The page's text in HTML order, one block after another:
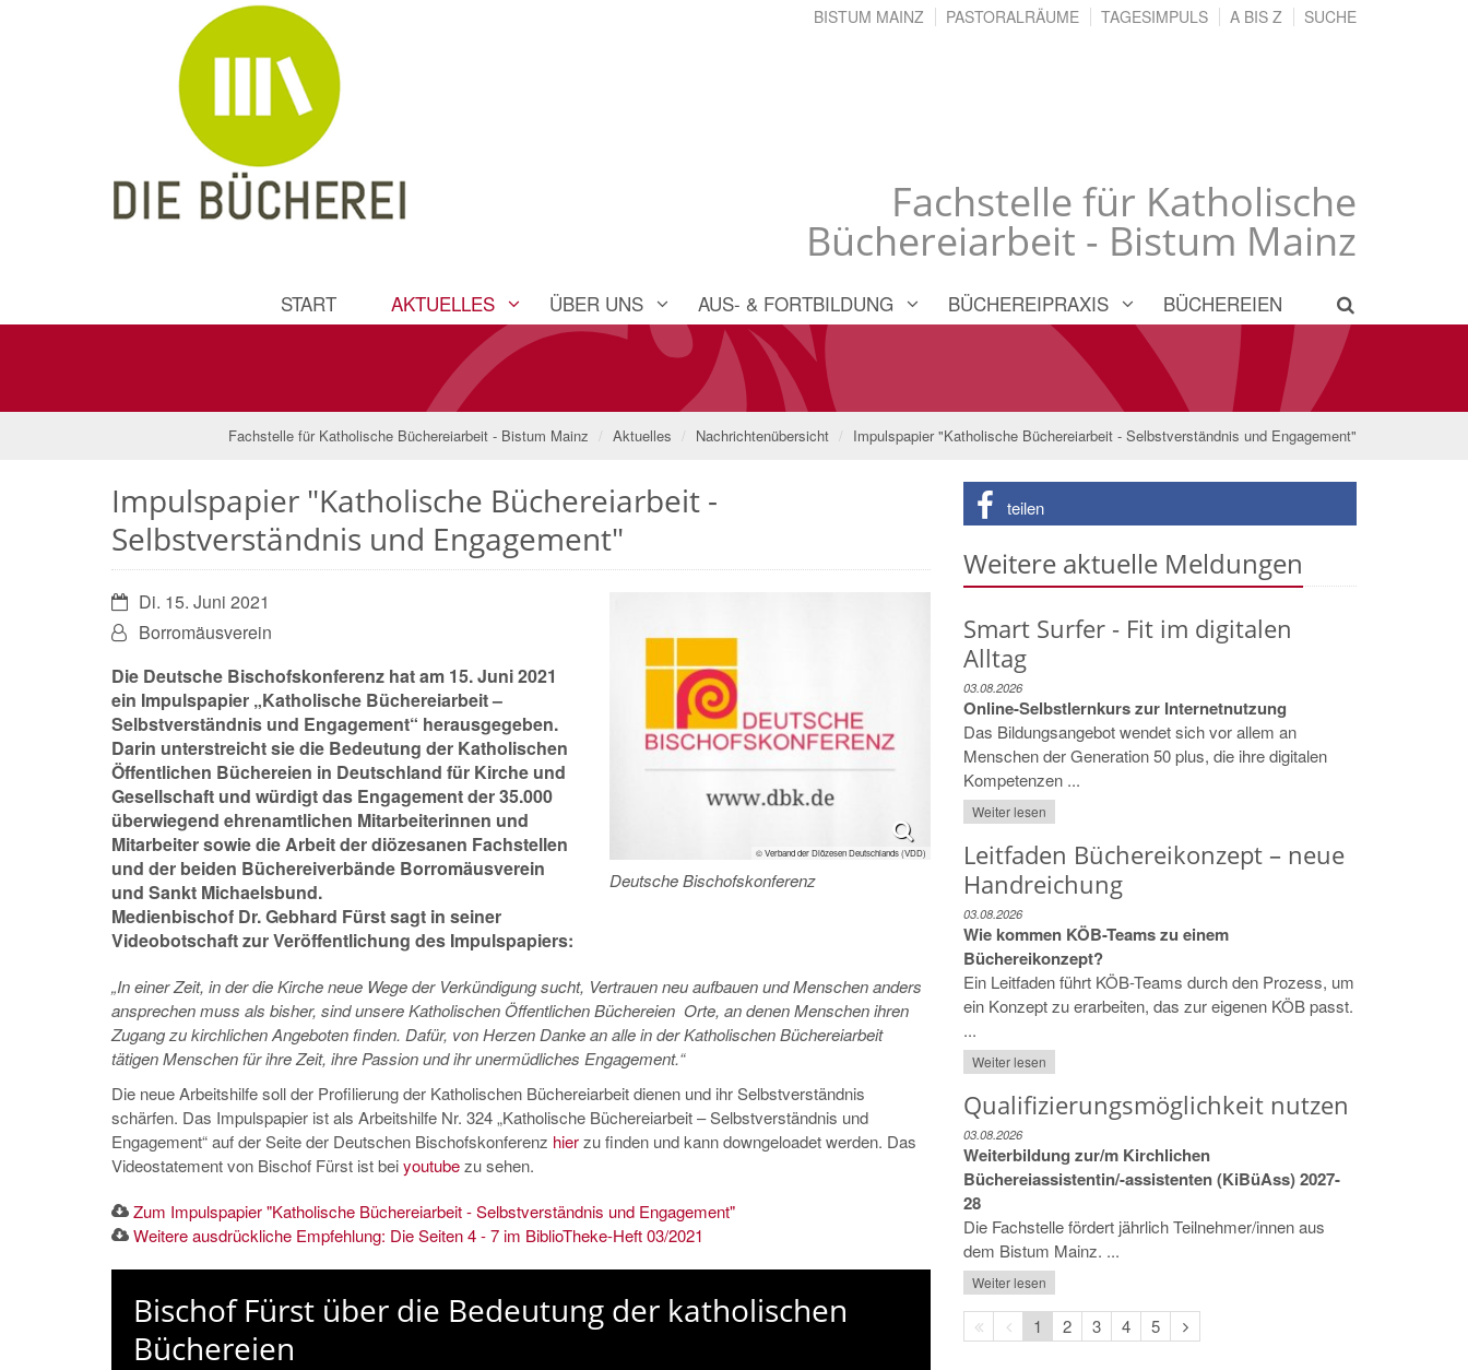
Fachstelle für Katholische
Büchereiarbeit - Bistum Mainz
BISTUM MAINZ PASTORALRÄUME TAGESIMPULS A BIS Z SUCHE
START AKTUELLES ÜBER UNS AUS- & FORTBILDUNG BÜCHEREIPRAXIS BÜCHEREIEN
Fachstelle für Katholische Büchereiarbeit - Bistum Mainz Aktuelles Nachrichtenübersicht Impulspapier "Katholische Büchereiarbeit - Selbstverständnis und Engagement"
Impulspapier "Katholische Büchereiarbeit -
Selbstverständnis und Engagement"
© Verband der Diözesen Deutschlands (VDD)
Deutsche Bischofskonferenz
Datum:Di. 15. Juni 2021
Von:Borromäusverein
Die Deutsche Bischofskonferenz hat am 15. Juni 2021
ein Impulspapier „Katholische Büchereiarbeit –
Selbstverständnis und Engagement“ herausgegeben.
Darin unterstreicht sie die Bedeutung der Katholischen
Öffentlichen Büchereien in Deutschland für Kirche und
Gesellschaft und würdigt das Engagement der 35.000
überwiegend ehrenamtlichen Mitarbeiterinnen und
Mitarbeiter sowie die Arbeit der diözesanen Fachstellen
und der beiden Büchereiverbände Borromäusverein
und Sankt Michaelsbund.
Medienbischof Dr. Gebhard Fürst sagt in seiner
Videobotschaft zur Veröffentlichung des Impulspapiers:
„In einer Zeit, in der die Kirche neue Wege der Verkündigung sucht, Vertrauen neu aufbauen und Menschen anders
ansprechen muss als bisher, sind unsere Katholischen Öffentlichen Büchereien Orte, an denen Menschen ihren
Zugang zu kirchlichen Angeboten finden. Dafür, von Herzen Danke an alle in der Katholischen Büchereiarbeit
tätigen Menschen für ihre Zeit, ihre Passion und ihr unermüdliches Engagement.“
Die neue Arbeitshilfe soll der Profilierung der Katholischen Büchereiarbeit dienen und ihr Selbstverständnis
schärfen. Das Impulspapier ist als Arbeitshilfe Nr. 324 „Katholische Büchereiarbeit – Selbstverständnis und
Engagement“ auf der Seite der Deutschen Bischofskonferenz hierzu finden und kann downgeloadet werden. Das
Videostatement von Bischof Fürst ist beiyoutubezu sehen.
Zum Impulspapier "Katholische Büchereiarbeit - Selbstverständnis und Engagement"
Weitere ausdrückliche Empfehlung: Die Seiten 4 - 7 im BiblioTheke-Heft 03/2021
Bischof Fürst über die Bedeutung der katholischen
Büchereien
teilen
Weitere aktuelle Meldungen
Smart Surfer - Fit im digitalen
Alltag
03.08.2026
Online-Selbstlernkurs zur Internetnutzung
Das Bildungsangebot wendet sich vor allem an
Menschen der Generation 50 plus, die ihre digitalen
Kompetenzen ...
Weiter lesen
Leitfaden Büchereikonzept – neue
Handreichung
03.08.2026
Wie kommen KÖB-Teams zu einem
Büchereikonzept?
Ein Leitfaden führt KÖB-Teams durch den Prozess, um
ein Konzept zu erarbeiten, das zur eigenen KÖB passt.
...
Weiter lesen
Qualifizierungsmöglichkeit nutzen
03.08.2026
Weiterbildung zur/m Kirchlichen
Büchereiassistentin/-assistenten (KiBüAss) 2027-
28
Die Fachstelle fördert jährlich Teilnehmer/innen aus
dem Bistum Mainz. ...
Weiter lesen
Erste
Seite
Vorherige
Seite
1 2 3 4 5
Nächste
Seite